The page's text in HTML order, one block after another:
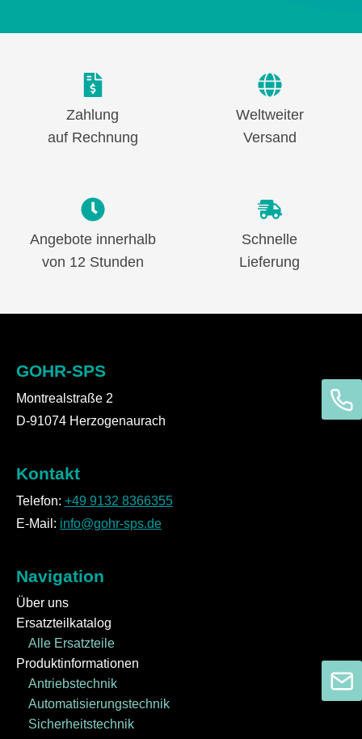
Zahlung
auf Rechnung
Weltweiter
Versand
Angebote innerhalb
von 12 Stunden
Schnelle
Lieferung
GOHR-SPS
Montrealstraße 2
D-91074 Herzogenaurach
Kontakt
Telefon: +49 9132 8366355
E-Mail: info@gohr-sps.de
Navigation
Über uns
Ersatzteilkatalog
Alle Ersatzteile
Produktinformationen
Antriebstechnik
Automatisierungstechnik
Sicherheitstechnik